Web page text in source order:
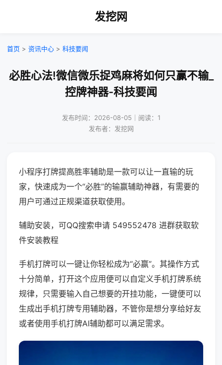
发挖网
首页 > 资讯中心 > 科技要闻
必胜心法!微信微乐捉鸡麻将如何只赢不输_
控牌神器-科技要闻
发布时间：2026-08-05｜阅读：1
发布者：发挖网
小程序打牌提高胜率辅助是一款可以让一直输的玩
家，快速成为一个“必胜”的输赢辅助神器，有需要的
用户可通过正规渠道获取使用。
辅助安装，可QQ搜索申请 549552478 进群获取软
件安装教程
手机打牌可以一键让你轻松成为“必赢”。其操作方式
十分简单，打开这个应用便可以自定义手机打牌系统
规律，只需要输入自己想要的开挂功能，一键便可以
生成出手机打牌专用辅助器，不管你是想分享给好友
或者使用手机打牌AI辅助都可以满足需求。